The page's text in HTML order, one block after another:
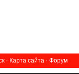
· Карта сайта · Форум